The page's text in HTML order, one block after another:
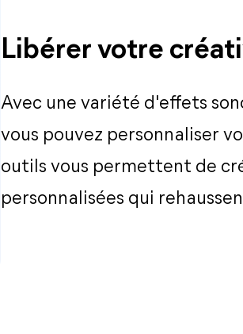
Libérer votre
Avec une variété d'effets
vous pouvez personnaliser
outils vous permettent de
personnalisées qui